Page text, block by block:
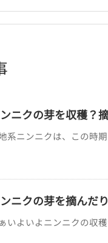
ニクの芽を収穫？
系ニンニクは、この時
ニクの芽を摘んだ
いよいよニンニクの収